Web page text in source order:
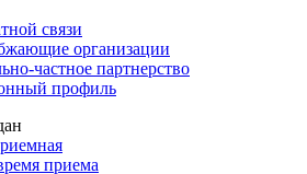
связи
организации
частное партнерство
профиль
приема